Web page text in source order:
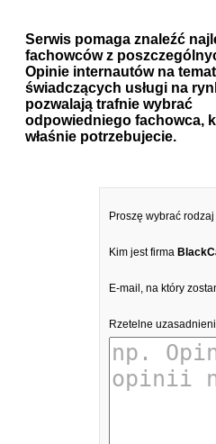
Serwis pomaga znaleźć
fachowców z
Opinie internautów na
świadczących usługi na
pozwalają trafnie wybrać
odpowiedniego fachowca,
właśnie potrzebujecie.
Proszę wybrać rodzaj
Kim jest firma
E-mail, na który
Rzetelne